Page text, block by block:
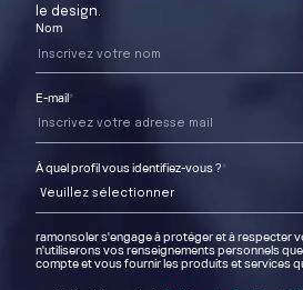
le design.
Nom
E-mail *
À quel profil vous identifiez-vous ? *
ramonsoler s'engage à protéger et à respecter
n'utiliserons vos renseignements personnels
compte et vous fournir les produits et services